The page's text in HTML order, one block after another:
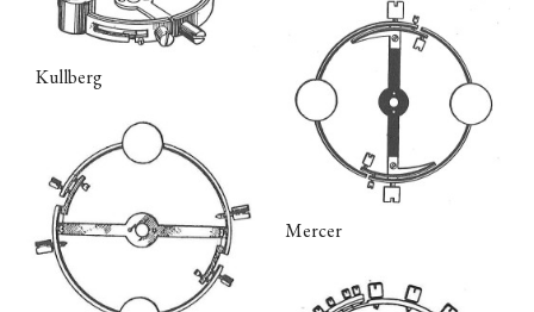
Kullberg
Mercer